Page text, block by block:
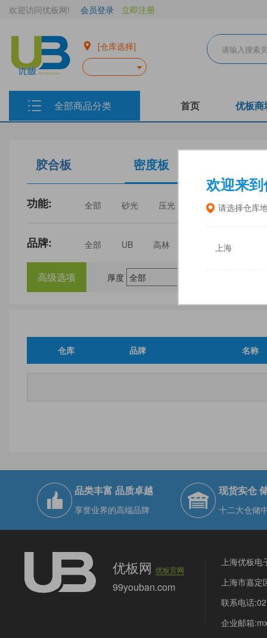
欢迎来到
请选择仓库
上海
欢迎访问优板网! 会员登录 立即注册
[仓库选择]
全部商品分类 首页 优板商
胶合板 密度板
功能: 全部 砂光 压光 家具 门板
品牌: 全部 UB 高林 中福
三威
建瓯福人
高级选项 厚度
仓库 品牌 名称
品类丰富 品质卓越
享誉业界的高端品牌
现货实仓
十二大仓储
优板网优板官网
99youban.com
上海优板电
上海市嘉定
联系电话
企业邮箱